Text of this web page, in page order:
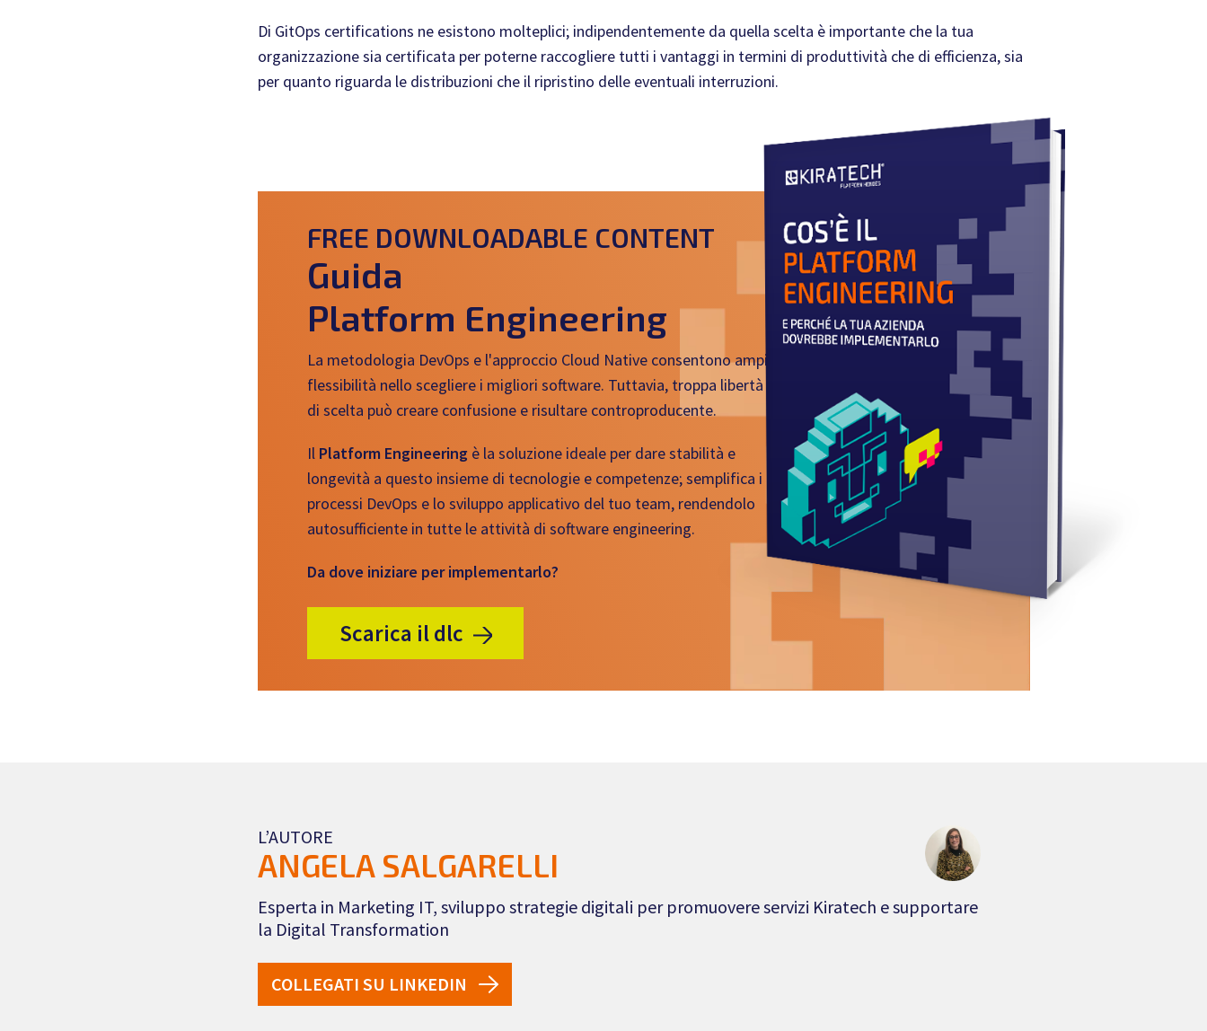
Di GitOps certifications ne esistono molteplici; indipendentemente da quella scelta è importante che la tua
organizzazione sia certificata per poterne raccogliere tutti i vantaggi in termini di produttività che di efficienza, sia
per quanto riguarda le distribuzioni che il ripristino delle eventuali interruzioni.
FREE DOWNLOADABLE CONTENT
Guida
Platform Engineering
La metodologia DevOps e l'approccio Cloud Native consentono ampia
flessibilità nello scegliere i migliori software. Tuttavia, troppa libertà
di scelta può creare confusione e risultare controproducente.
Il Platform Engineering è la soluzione ideale per dare stabilità e
longevità a questo insieme di tecnologie e competenze; semplifica i
processi DevOps e lo sviluppo applicativo del tuo team, rendendolo
autosufficiente in tutte le attività di software engineering.
Da dove iniziare per implementarlo?
Scarica il dlc
L’AUTORE
ANGELA SALGARELLI
Esperta in Marketing IT, sviluppo strategie digitali per promuovere servizi Kiratech e supportare
la Digital Transformation
COLLEGATI SU LINKEDIN